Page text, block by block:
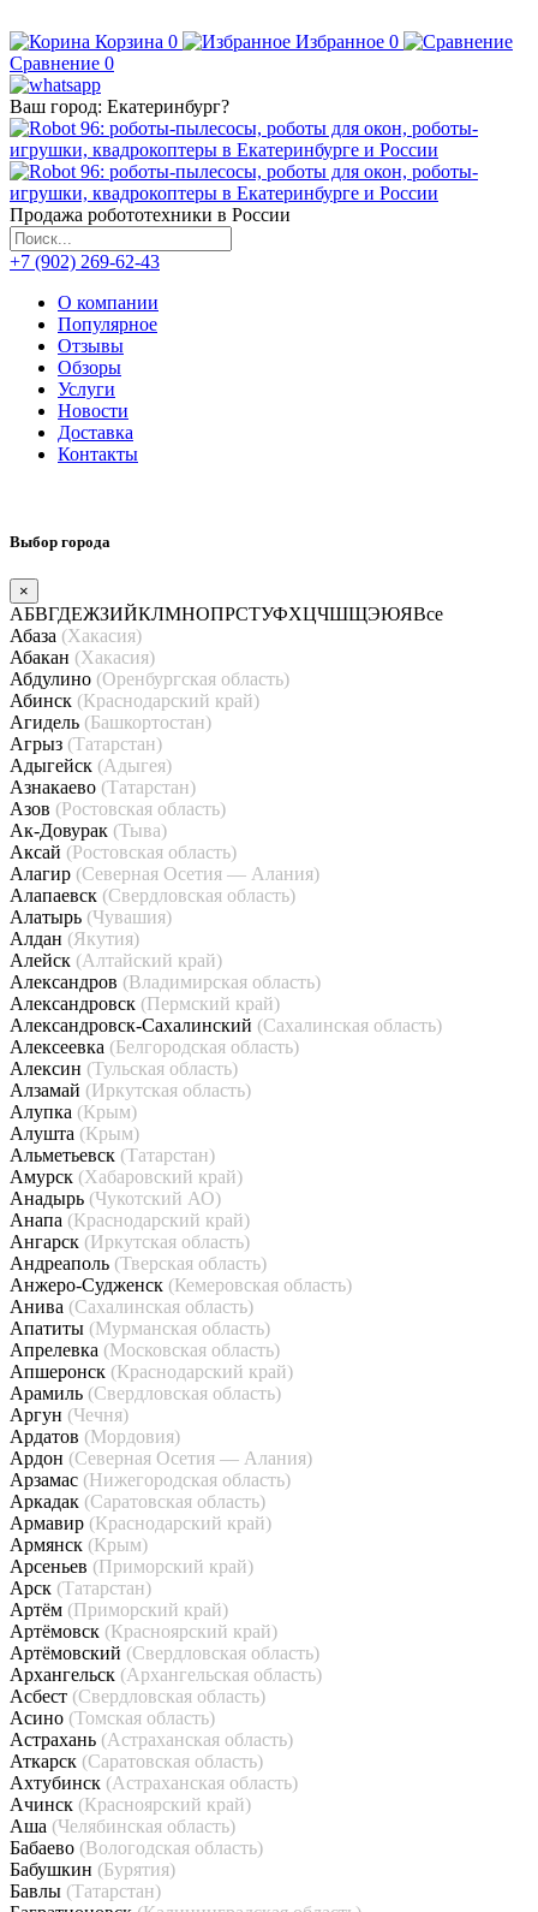
Корзина 0 Избранное 0
Сравнение 0
Ваш город: Екатеринбург?
Продажа робототехники в России
+7 (902) 269-62-43
О компании
Популярное
Отзывы
Обзоры
Услуги
Новости
Доставка
Контакты
Выбор города
×
АБВГДЕЖЗИЙКЛМНОПРСТУФХЦЧШЩЭЮЯВсе
Абаза (Хакасия)
Абакан (Хакасия)
Абдулино (Оренбургская область)
Абинск (Краснодарский край)
Агидель (Башкортостан)
Агрыз (Татарстан)
Адыгейск (Адыгея)
Азнакаево (Татарстан)
Азов (Ростовская область)
Ак-Довурак (Тыва)
Аксай (Ростовская область)
Алагир (Северная Осетия — Алания)
Алапаевск (Свердловская область)
Алатырь (Чувашия)
Алдан (Якутия)
Алейск (Алтайский край)
Александров (Владимирская область)
Александровск (Пермский край)
Александровск-Сахалинский (Сахалинская область)
Алексеевка (Белгородская область)
Алексин (Тульская область)
Алзамай (Иркутская область)
Алупка (Крым)
Алушта (Крым)
Альметьевск (Татарстан)
Амурск (Хабаровский край)
Анадырь (Чукотский АО)
Анапа (Краснодарский край)
Ангарск (Иркутская область)
Андреаполь (Тверская область)
Анжеро-Судженск (Кемеровская область)
Анива (Сахалинская область)
Апатиты (Мурманская область)
Апрелевка (Московская область)
Апшеронск (Краснодарский край)
Арамиль (Свердловская область)
Аргун (Чечня)
Ардатов (Мордовия)
Ардон (Северная Осетия — Алания)
Арзамас (Нижегородская область)
Аркадак (Саратовская область)
Армавир (Краснодарский край)
Армянск (Крым)
Арсеньев (Приморский край)
Арск (Татарстан)
Артём (Приморский край)
Артёмовск (Красноярский край)
Артёмовский (Свердловская область)
Архангельск (Архангельская область)
Асбест (Свердловская область)
Асино (Томская область)
Астрахань (Астраханская область)
Аткарск (Саратовская область)
Ахтубинск (Астраханская область)
Ачинск (Красноярский край)
Аша (Челябинская область)
Бабаево (Вологодская область)
Бабушкин (Бурятия)
Бавлы (Татарстан)